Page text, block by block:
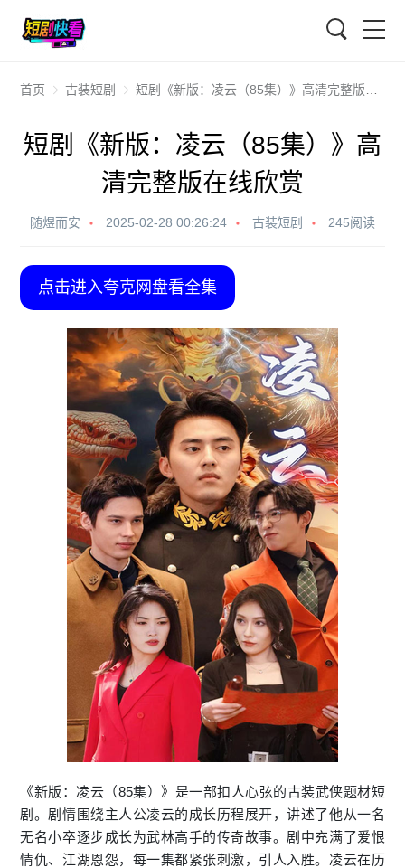
首页 古装短剧 短剧《新版：凌云（85集）》高清完整版在线欣赏
短剧《新版：凌云（85集）》高
清完整版在线欣赏
随煜而安 2025-02-28 00:26:24 古装短剧 245阅读
点击进入夸克网盘看全集
《新版：凌云（85集）》是一部扣人心弦的古装武侠题材短
剧。剧情围绕主人公凌云的成长历程展开，讲述了他从一名
无名小卒逐步成长为武林高手的传奇故事。剧中充满了爱恨
情仇、江湖恩怨，每一集都紧张刺激，引人入胜。凌云在历